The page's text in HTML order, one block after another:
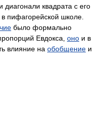
квадрата с его
в пифагорейской школе.
было формально
Евдокса, оно и в
влияние на обобщение и